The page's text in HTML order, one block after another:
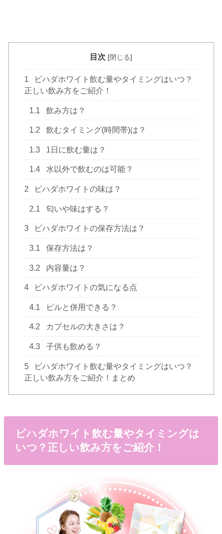
目次 [閉じる]
1
ビハダホワイト飲む量やタイミングはいつ？
正しい飲み方をご紹介！
1.1 飲み方は？
1.2 飲むタイミング(時間帯)は？
1.3 1日に飲む量は？
1.4 水以外で飲むのは可能？
2 ビハダホワイトの味は？
2.1 匂いや味はする？
3 ビハダホワイトの保存方法は？
3.1 保存方法は？
3.2 内容量は？
4 ビハダホワイトの気になる点
4.1 ピルと併用できる？
4.2 カプセルの大きさは？
4.3 子供も飲める？
5
ビハダホワイト飲む量やタイミングはいつ？
正しい飲み方をご紹介！まとめ
ビハダホワイト飲む量やタイミングは
いつ？正しい飲み方をご紹介！